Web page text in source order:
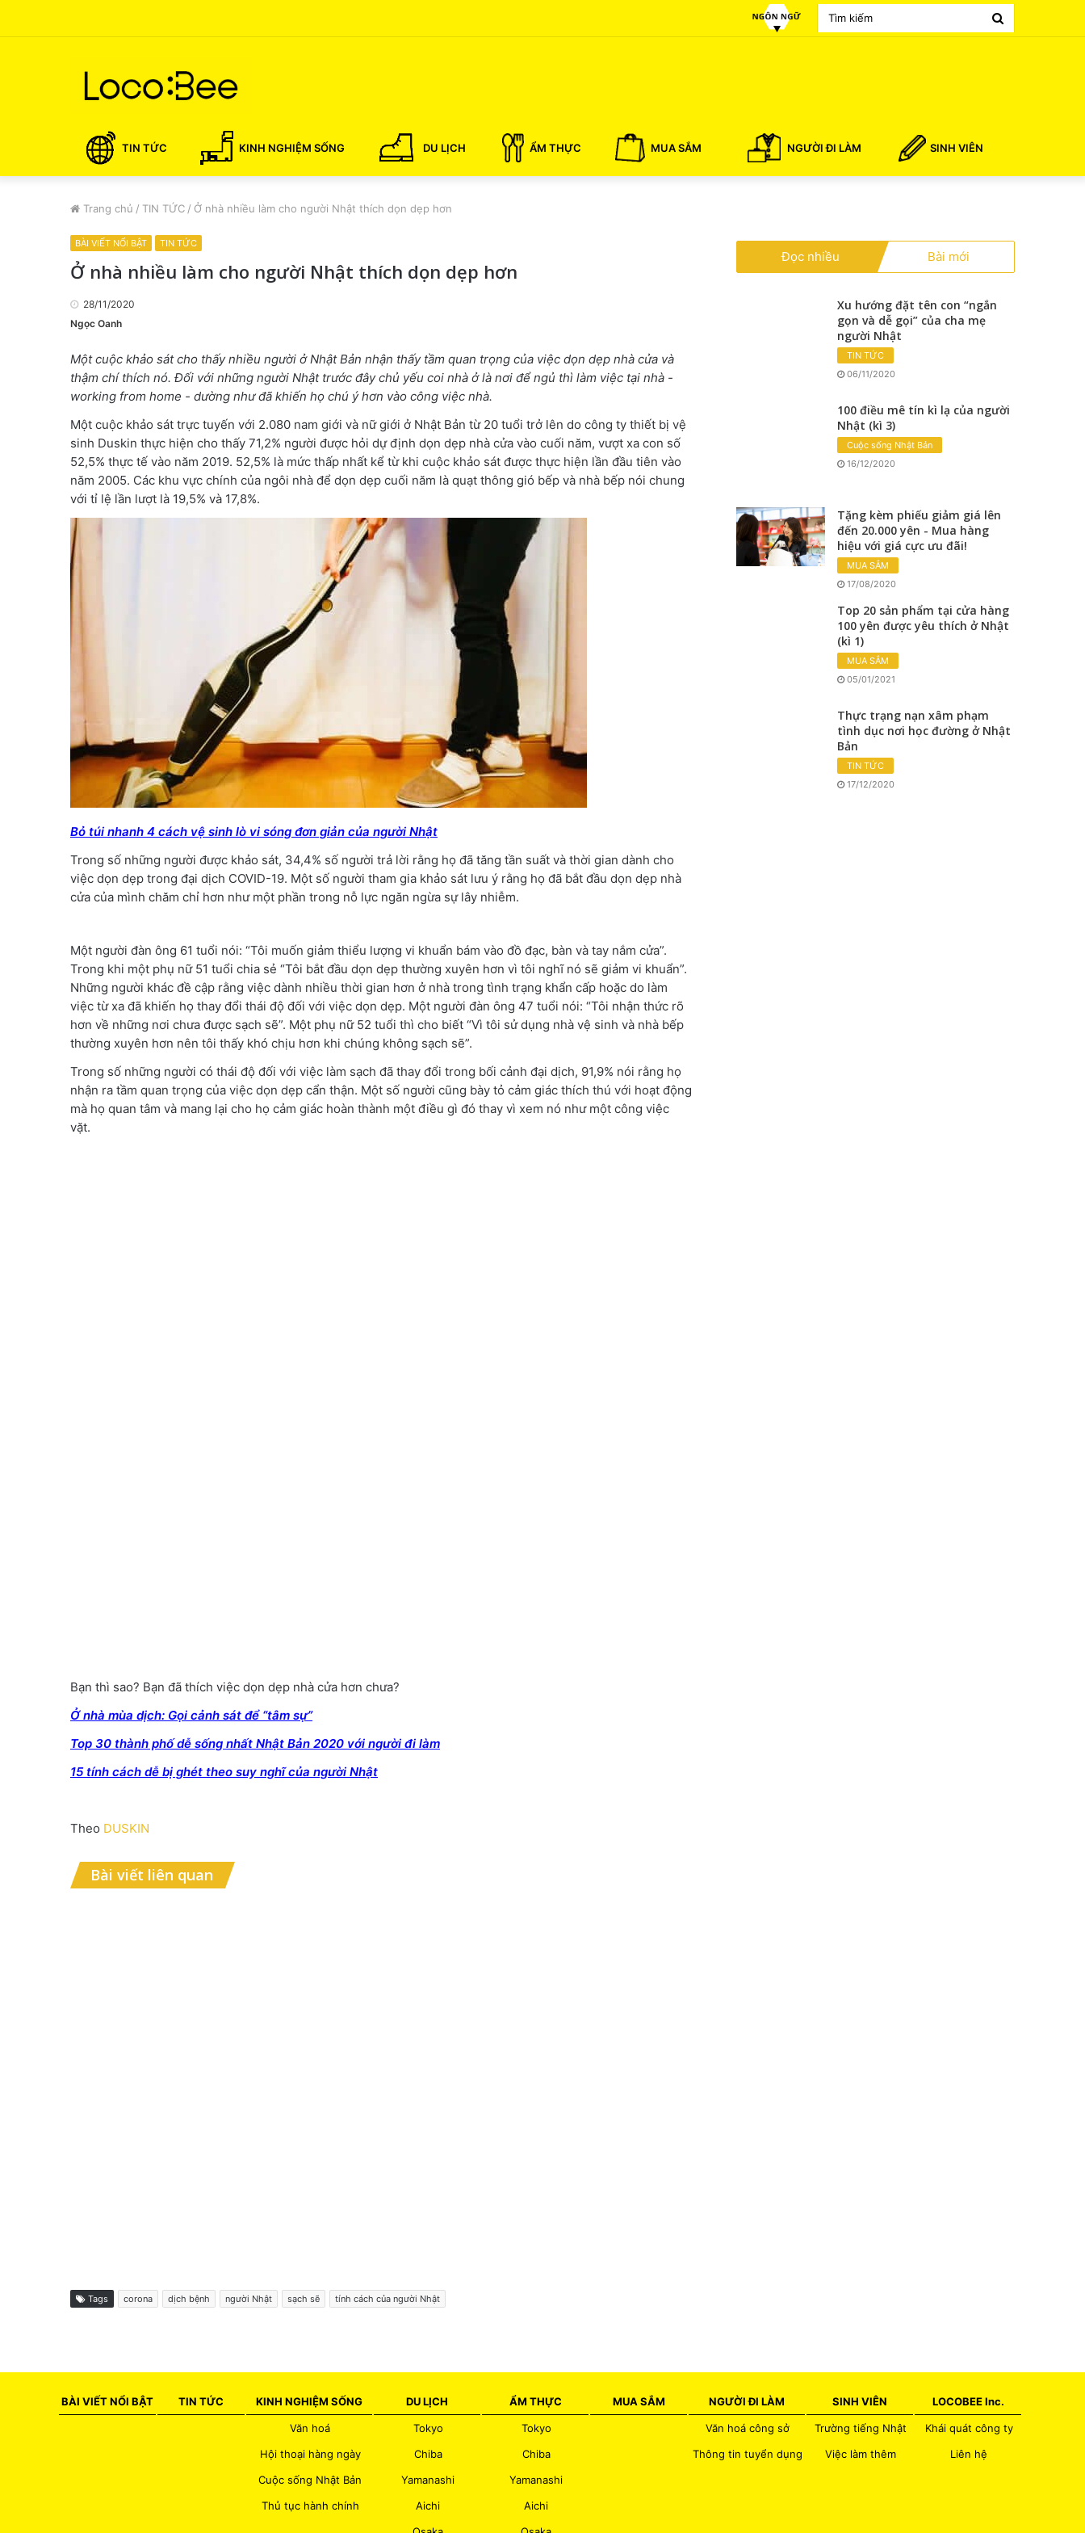
TIN TỨC KINH NGHIỆM SỐNG DU LỊCH ẨM THỰC MUA SẮM NGƯỜI ĐI LÀM SINH VIÊN
Trang chủ / TIN TỨC / Ở nhà nhiều làm cho người Nhật thích dọn dẹp hơn
BÀI VIẾT NỔI BẬT TIN TỨC
Ở nhà nhiều làm cho người Nhật thích dọn dẹp hơn
28/11/2020
Ngọc Oanh
Một cuộc khảo sát cho thấy nhiều người ở Nhật Bản nhận thấy tầm quan trọng của việc dọn dẹp nhà cửa và
thậm chí thích nó. Đối với những người Nhật trước đây chủ yếu coi nhà ở là nơi để ngủ thì làm việc tại nhà -
working from home - dường như đã khiến họ chú ý hơn vào công việc nhà.
Một cuộc khảo sát trực tuyến với 2.080 nam giới và nữ giới ở Nhật Bản từ 20 tuổi trở lên do công ty thiết bị vệ
sinh Duskin thực hiện cho thấy 71,2% người được hỏi dự định dọn dẹp nhà cửa vào cuối năm, vượt xa con số
52,5% thực tế vào năm 2019. 52,5% là mức thấp nhất kể từ khi cuộc khảo sát được thực hiện lần đầu tiên vào
năm 2005. Các khu vực chính của ngôi nhà để dọn dẹp cuối năm là quạt thông gió bếp và nhà bếp nói chung
với tỉ lệ lần lượt là 19,5% và 17,8%.
Bỏ túi nhanh 4 cách vệ sinh lò vi sóng đơn giản của người Nhật
Trong số những người được khảo sát, 34,4% số người trả lời rằng họ đã tăng tần suất và thời gian dành cho
việc dọn dẹp trong đại dịch COVID-19. Một số người tham gia khảo sát lưu ý rằng họ đã bắt đầu dọn dẹp nhà
cửa của mình chăm chỉ hơn như một phần trong nỗ lực ngăn ngừa sự lây nhiễm.
Một người đàn ông 61 tuổi nói: “Tôi muốn giảm thiểu lượng vi khuẩn bám vào đồ đạc, bàn và tay nắm cửa”.
Trong khi một phụ nữ 51 tuổi chia sẻ “Tôi bắt đầu dọn dẹp thường xuyên hơn vì tôi nghĩ nó sẽ giảm vi khuẩn”.
Những người khác đề cập rằng việc dành nhiều thời gian hơn ở nhà trong tình trạng khẩn cấp hoặc do làm
việc từ xa đã khiến họ thay đổi thái độ đối với việc dọn dẹp. Một người đàn ông 47 tuổi nói: “Tôi nhận thức rõ
hơn về những nơi chưa được sạch sẽ”. Một phụ nữ 52 tuổi thì cho biết “Vì tôi sử dụng nhà vệ sinh và nhà bếp
thường xuyên hơn nên tôi thấy khó chịu hơn khi chúng không sạch sẽ”.
Trong số những người có thái độ đối với việc làm sạch đã thay đổi trong bối cảnh đại dịch, 91,9% nói rằng họ
nhận ra tầm quan trọng của việc dọn dẹp cẩn thận. Một số người cũng bày tỏ cảm giác thích thú với hoạt động
mà họ quan tâm và mang lại cho họ cảm giác hoàn thành một điều gì đó thay vì xem nó như một công việc
vặt.
Bạn thì sao? Bạn đã thích việc dọn dẹp nhà cửa hơn chưa?
Ở nhà mùa dịch: Gọi cảnh sát để “tâm sự”
Top 30 thành phố dễ sống nhất Nhật Bản 2020 với người đi làm
15 tính cách dễ bị ghét theo suy nghĩ của người Nhật
Theo DUSKIN
Bài viết liên quan
Tags corona dịch bệnh người Nhật sạch sẽ tính cách của người Nhật
Đọc nhiều Bài mới
Xu hướng đặt tên con “ngắn
gọn và dễ gọi” của cha mẹ
người Nhật
TIN TỨC
06/11/2020
100 điều mê tín kì lạ của người
Nhật (kì 3)
Cuộc sống Nhật Bản
16/12/2020
Tặng kèm phiếu giảm giá lên
đến 20.000 yên - Mua hàng
hiệu với giá cực ưu đãi!
MUA SẮM
17/08/2020
Top 20 sản phẩm tại cửa hàng
100 yên được yêu thích ở Nhật
(kì 1)
MUA SẮM
05/01/2021
Thực trạng nạn xâm phạm
tình dục nơi học đường ở Nhật
Bản
TIN TỨC
17/12/2020
BÀI VIẾT NỔI BẬT TIN TỨC KINH NGHIỆM SỐNG
Văn hoá
Hội thoại hàng ngày
Cuộc sống Nhật Bản
Thủ tục hành chính
DU LỊCH
Tokyo
Chiba
Yamanashi
Aichi
ẨM THỰC
Tokyo
Chiba
Yamanashi
Aichi
MUA SẮM NGƯỜI ĐI LÀM
Văn hoá công sở
Thông tin tuyển dụng
SINH VIÊN
Trường tiếng Nhật
Việc làm thêm
LOCOBEE Inc.
Khái quát công ty
Liên hệ